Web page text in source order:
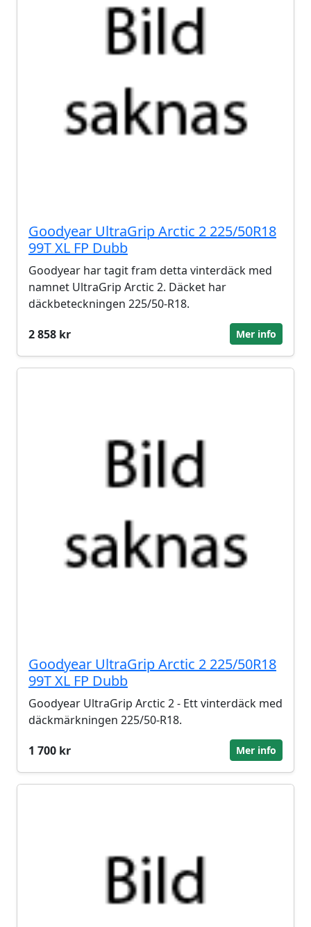
Goodyear UltraGrip Arctic 2 225/50R18
99T XL FP Dubb
Goodyear har tagit fram detta vinterdäck med
namnet UltraGrip Arctic 2. Däcket har
däckbeteckningen 225/50-R18.
2 858 kr
Mer info
Goodyear UltraGrip Arctic 2 225/50R18
99T XL FP Dubb
Goodyear UltraGrip Arctic 2 - Ett vinterdäck med
däckmärkningen 225/50-R18.
1 700 kr
Mer info